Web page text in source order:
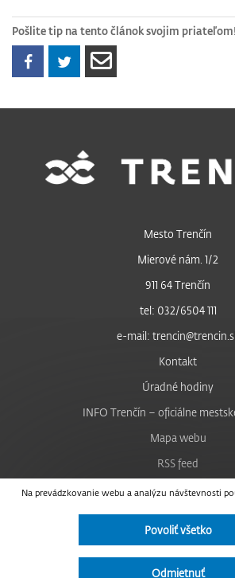
Pošlite tip na tento článok svojim priateľom!
Na prevádzkovanie webu a analýzu návštevnosti
Povoliť všetko
Odmietnuť
Mesto Trenčín
Mierové nám. 1/2
911 64 Trenčín
tel: 032/6504 111
e-mail:
Kontakt
Úradné hodiny
INFO Trenčín – oficiálne
Mapa webu
RSS feed
Nastavenie cookies
Facebook
Instagram